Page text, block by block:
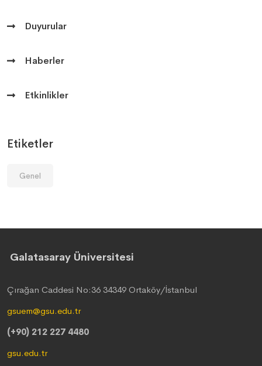
Duyurular
Haberler
Etkinlikler
Etiketler
Genel
Galatasaray Üniversitesi
Çırağan Caddesi No:36 34349 Ortaköy/İstanbul
gsuem@gsu.edu.tr
(+90) 212 227 4480
gsu.edu.tr